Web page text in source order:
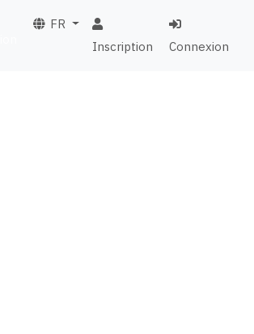
FR
Inscription
Connexion